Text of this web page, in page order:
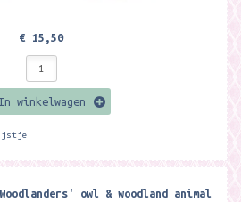
€ 15,50
In winkelwagen
owl & woodland animal